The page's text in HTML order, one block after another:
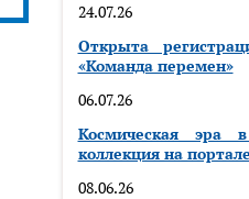
24.07.26
Открыта
«Команда перемен»
06.07.26
Космическая эра
коллекция на
08.06.26